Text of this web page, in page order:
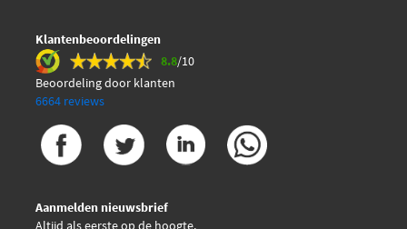
Klantenbeoordelingen
8.8/10
Beoordeling door klanten
6664 reviews
Aanmelden nieuwsbrief
Altijd als eerste op de hoogte.